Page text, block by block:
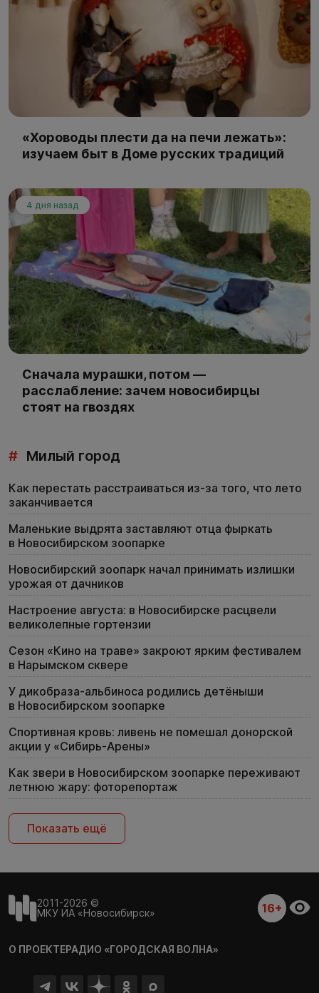
«Хороводы плести да на печи лежать»:
изучаем быт в Доме русских традиций
4 дня назад
Сначала мурашки, потом —
расслабление: зачем новосибирцы
стоят на гвоздях
# Милый город
Как перестать расстраиваться из-за того, что лето
заканчивается
Маленькие выдрята заставляют отца фыркать
в Новосибирском зоопарке
Новосибирский зоопарк начал принимать излишки
урожая от дачников
Настроение августа: в Новосибирске расцвели
великолепные гортензии
Сезон «Кино на траве» закроют ярким фестивалем
в Нарымском сквере
У дикобраза-альбиноса родились детёныши
в Новосибирском зоопарке
Спортивная кровь: ливень не помешал донорской
акции у «Сибирь-Арены»
Как звери в Новосибирском зоопарке переживают
летнюю жару: фоторепортаж
Показать ещё
2011-2026 ©
МКУ ИА «Новосибирск»
16+
О ПРОЕКТЕРАДИО «ГОРОДСКАЯ ВОЛНА»